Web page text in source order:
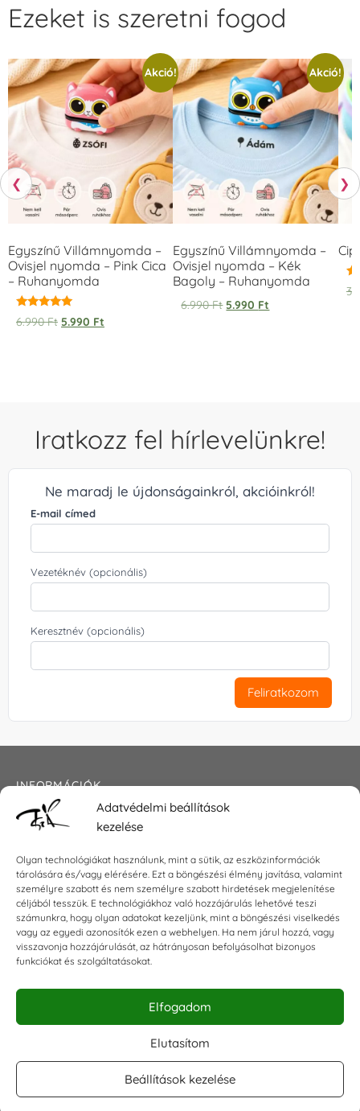
Adatvédelmi beállítások
kezelése
Olyan technológiákat használunk, mint a sütik, az eszközinformációk
tárolására és/vagy elérésére. Ezt a böngészési élmény javítása, valamint
személyre szabott és nem személyre szabott hirdetések megjelenítése
céljából tesszük. E technológiákhoz való hozzájárulás lehetővé teszi
számunkra, hogy olyan adatokat kezeljünk, mint a böngészési viselkedés
vagy az egyedi azonosítók ezen a webhelyen. Ha nem járul hozzá, vagy
visszavonja hozzájárulását, az hátrányosan befolyásolhat bizonyos
funkciókat és szolgáltatásokat.
Elfogadom
Elutasítom
Beállítások kezelése
❮
Ezeket is szeretni fogod
Akció!
Egyszínű Villámnyomda –
Ovisjel nyomda – Pink Cica
– Ruhanyomda
Értékelés:
5.00
6.990Ft 5.990 Ft
Akció!
Egyszínű Villámnyomda –
Ovisjel nyomda – Kék
Bagoly – Ruhanyomda
6.990Ft 5.990 Ft
❯
Iratkozz fel hírlevelünkre!
Ne maradj le újdonságainkról, akcióinkról!
E-mail címed
Vezetéknév (opcionális)
Keresztnév (opcionális)
Feliratkozom
INFORMÁCIÓK
Általános szerződési feltételek
Impresszum
KAPCSOLAT
E-mail:shop@torokszilvi.com
Telefon: +36 30 6767872
KÖZÖSSÉGI
Facebook csoport